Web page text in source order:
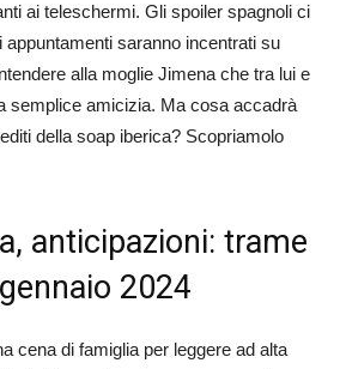
ai teleschermi. Gli spoiler spagnoli ci
saranno incentrati su
alla moglie Jimena che tra lui e
semplice amicizia. Ma cosa accadrà
della soap iberica? Scopriamolo
anticipazioni: trame
2024
cena di famiglia per leggere ad alta